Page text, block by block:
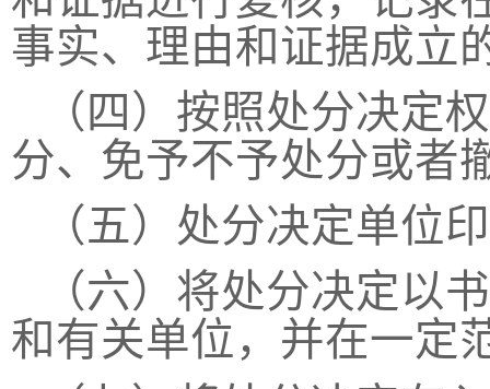
事实、理由和证据成立
（四）按照处分决定
分、免予不予处分或者
（五）处分决定单位
（六）将处分决定以
和有关单位，并在一定